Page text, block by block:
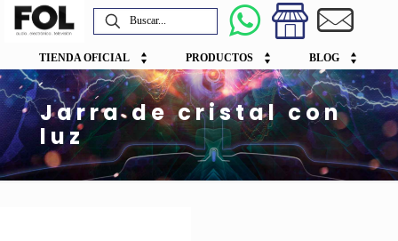
TIENDA OFICIAL PRODUCTOS BLOG
Jarra de cristal con
luz